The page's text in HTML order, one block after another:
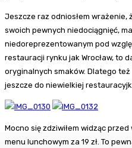
Jeszcze raz odniosłem wrażenie,
swoich pewnych niedociągnięć,
niedoreprezentowanym pod
restauracji rynku jak Wrocław, to
oryginalnych smaków. Dlatego
jeszcze do niewielkiej
Mocno się zdziwiłem widząc
menu lunchowym za 19 zł. To